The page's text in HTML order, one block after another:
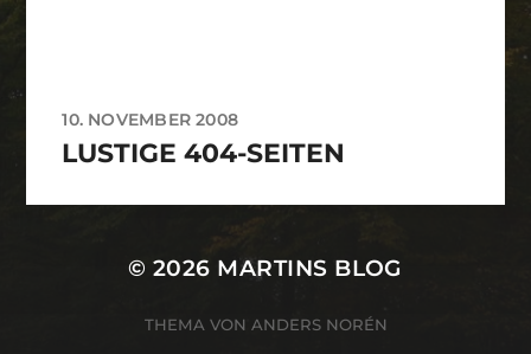
10. NOVEMBER 2008
LUSTIGE 404-SEITEN
© 2026 MARTINS BLOG
THEMA VON ANDERS NORÉN